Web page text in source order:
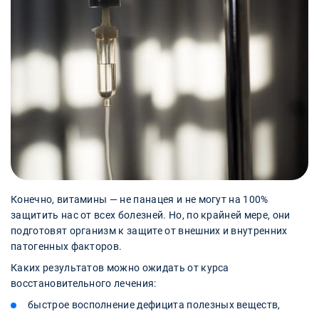
Конечно, витамины — не панацея и не могут на 100%
защитить нас от всех болезней. Но, по крайней мере, они
подготовят организм к защите от внешних и внутренних
патогенных факторов.
Каких результатов можно ожидать от курса
восстановительного лечения:
быстрое восполнение дефицита полезных веществ,